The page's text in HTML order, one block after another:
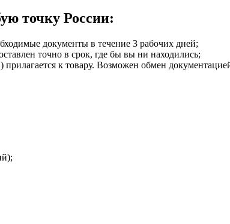
точку России:
документы в течение 3 рабочих дней;
точно в срок, где бы вы ни находились;
прилагается к товару. Возможен обмен